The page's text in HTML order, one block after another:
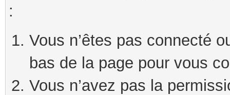
:
Vous n’êtes pas connecté
bas de la page pour vous
Vous n’avez pas la